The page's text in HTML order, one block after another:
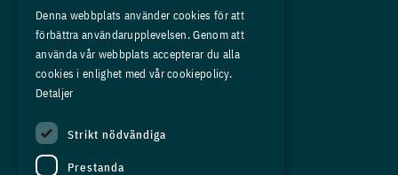
Medlemskap
Om oss
Press
In English
Adress:
Denna webbplats använder cookies för att
förbättra användarupplevelsen. Genom att
använda vår webbplats accepterar du alla
cookies i enlighet med vår cookiepolicy.
Detaljer
Strikt nödvändiga
Prestanda